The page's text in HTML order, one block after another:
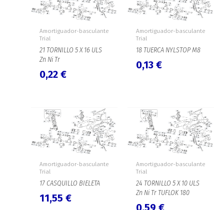
Amortiguador-basculante
Trial
21 TORNILLO 5 X 16 ULS
Zn Ni Tr
0,22 €
Amortiguador-basculante
Trial
18 TUERCA NYLSTOP M8
0,13 €
Amortiguador-basculante
Trial
17 CASQUILLO BIELETA
11,55 €
Amortiguador-basculante
Trial
24 TORNILLO 5 X 10 ULS
Zn Ni Tr TUFLOK 180